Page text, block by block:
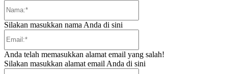
Silakan masukkan nama Anda di sini
Anda telah memasukkan alamat email yang salah!
Silakan masukkan alamat email Anda di sini